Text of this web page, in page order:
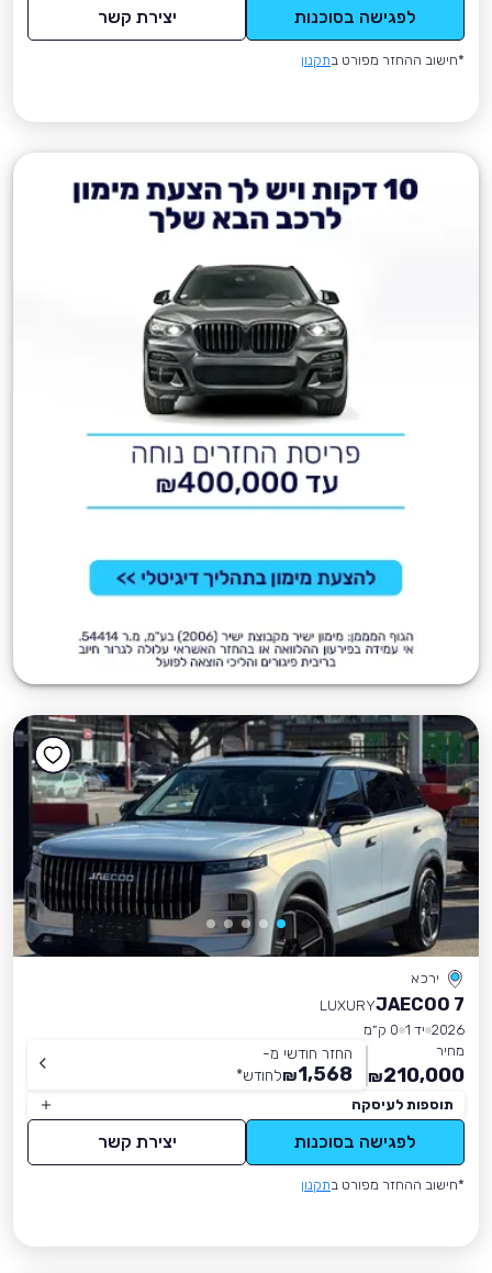
לפגישה בסוכנות יצירת קשר
*חישוב ההחזר מפורט בתקנון
ירכא
JAECOO 7
LUXURY
2026 יד 1
0 ק״מ
מחיר
210,000
₪
החזר חודשי מ-
1,568
₪לחודש*
תוספות לעיסקה
לפגישה בסוכנות יצירת קשר
*חישוב ההחזר מפורט בתקנון